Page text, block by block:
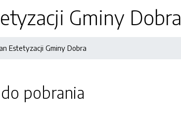
Gminy Dobra
Estetyzacji Gminy Dobra
do pobrania